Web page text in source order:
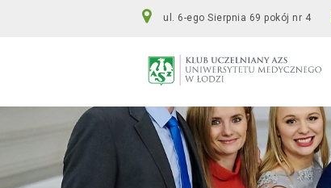
ul. 6-ego Sierpnia 69 pokój nr 4